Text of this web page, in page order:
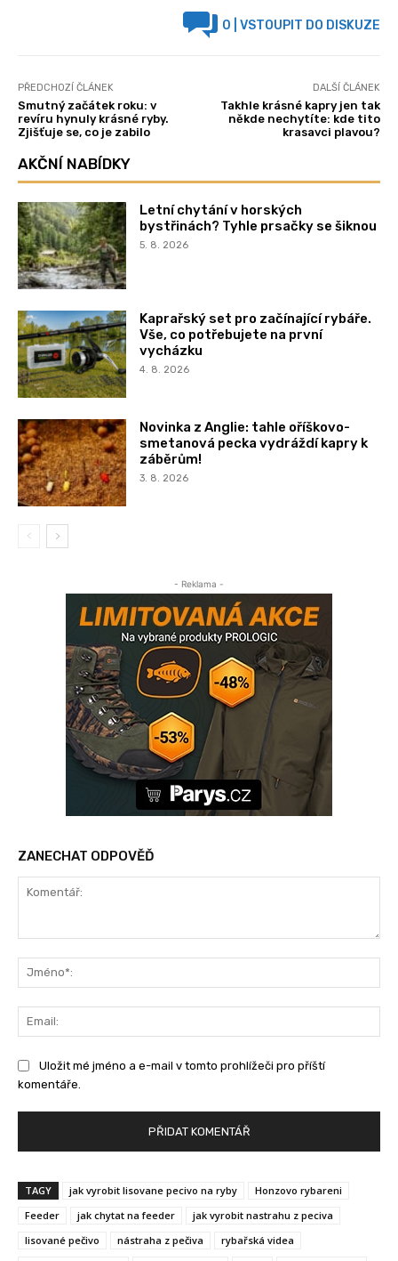
0 | VSTOUPIT DO DISKUZE
PŘEDCHOZÍ ČLÁNEK
Smutný začátek roku: v
revíru hynuly krásné ryby.
Zjišťuje se, co je zabilo
DALŠÍ ČLÁNEK
Takhle krásné kapry jen tak
někde nechytíte: kde tito
krasavci plavou?
AKČNÍ NABÍDKY
Letní chytání v horských
bystřinách? Tyhle prsačky se šiknou
5. 8. 2026
Kaprařský set pro začínající rybáře.
Vše, co potřebujete na první
vycházku
4. 8. 2026
Novinka z Anglie: tahle oříškovo-
smetanová pecka vydráždí kapry k
záběrům!
3. 8. 2026
- Reklama -
ZANECHAT ODPOVĚĎ
Uložit mé jméno a e-mail v tomto prohlížeči pro příští
komentáře.
TAGY jak vyrobit lisovane pecivo na ryby
Honzovo rybareni
Feeder
jak chytat na feeder
jak vyrobit nastrahu z peciva
lisované pečivo
nástraha z pečiva
rybařská videa